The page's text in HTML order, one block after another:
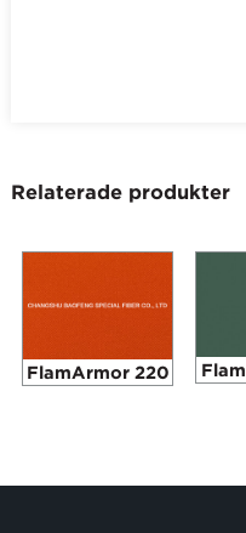
Relaterade produkter
FlamArmor 220